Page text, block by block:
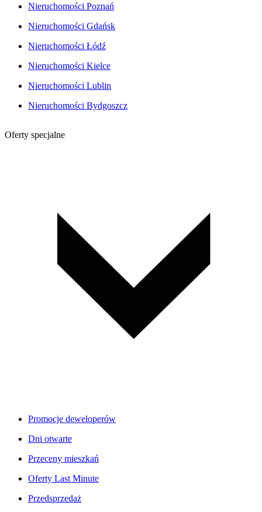
Nieruchomości Poznań
Nieruchomości Gdańsk
Nieruchomości Łódź
Nieruchomości Kielce
Nieruchomości Lublin
Nieruchomości Bydgoszcz
Oferty specjalne
Promocje deweloperów
Dni otwarte
Przeceny mieszkań
Oferty Last Minute
Przedsprzedaż